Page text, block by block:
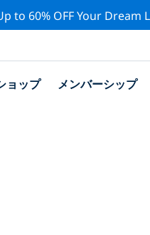
to 60% OFF Your Dream
ョップ メンバーシップ